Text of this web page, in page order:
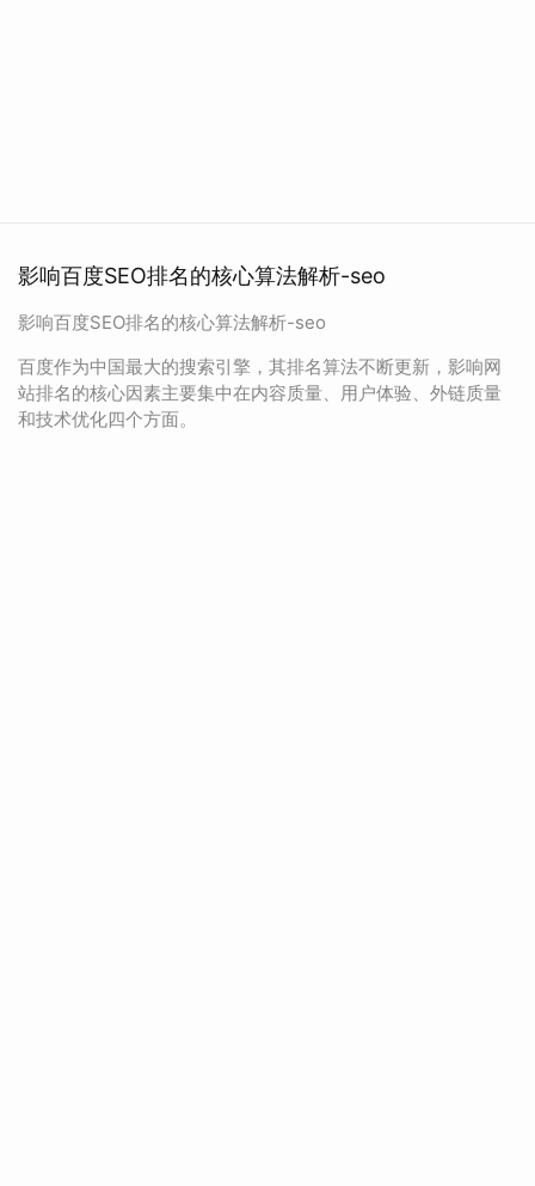
影响百度SEO排名的核心算法解析-seo
影响百度SEO排名的核心算法解析-seo
百度作为中国最大的搜索引擎，其排名算法不断更新，影响网
站排名的核心因素主要集中在内容质量、用户体验、外链质量
和技术优化四个方面。